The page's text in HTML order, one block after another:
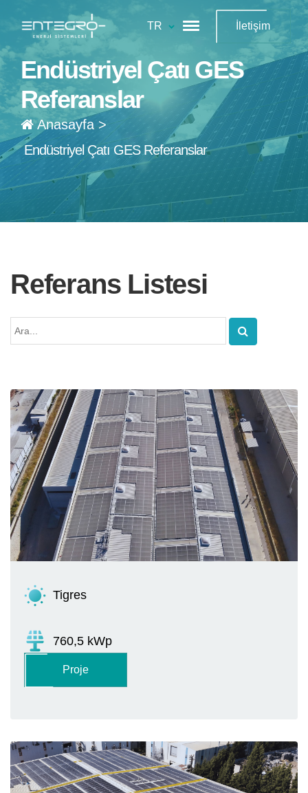
TR İletişim
Endüstriyel Çatı GES
Referanslar
Anasayfa>
Endüstriyel Çatı GES Referanslar
Referans Listesi
Tigres
760,5 kWp
Proje